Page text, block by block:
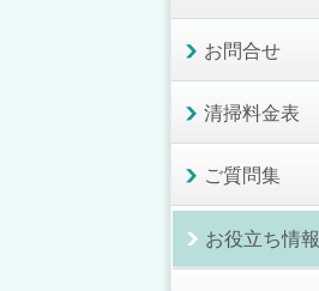
お問合せ
清掃料金表
ご質問集
お役立ち情報